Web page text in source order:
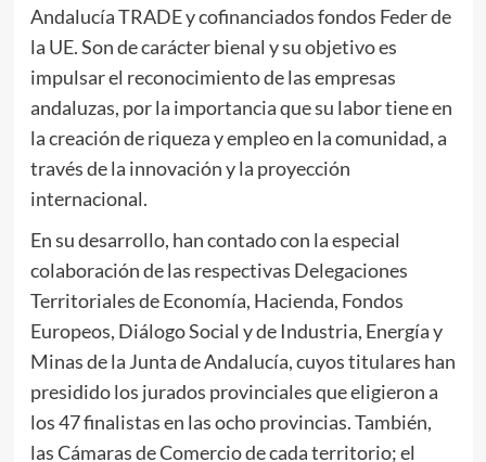
Andalucía TRADE y cofinanciados fondos Feder de
la UE. Son de carácter bienal y su objetivo es
impulsar el reconocimiento de las empresas
andaluzas, por la importancia que su labor tiene en
la creación de riqueza y empleo en la comunidad, a
través de la innovación y la proyección
internacional.
En su desarrollo, han contado con la especial
colaboración de las respectivas Delegaciones
Territoriales de Economía, Hacienda, Fondos
Europeos, Diálogo Social y de Industria, Energía y
Minas de la Junta de Andalucía, cuyos titulares han
presidido los jurados provinciales que eligieron a
los 47 finalistas en las ocho provincias. También,
las Cámaras de Comercio de cada territorio; el